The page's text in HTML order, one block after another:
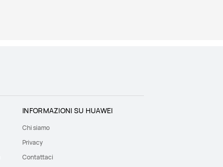
INFORMAZIONI SU HUAWEI
Chi siamo
Privacy
Contattaci